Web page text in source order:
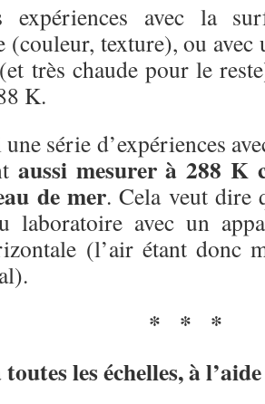
expériences avec la
(couleur, texture), ou
très chaude pour le
K.
série d’expériences
aussi mesurer à 288 K
de mer. Cela veut dire
laboratoire avec un
(l’air étant donc
* *
*
les échelles, à